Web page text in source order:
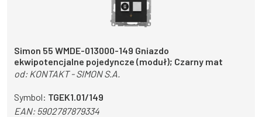
Simon 55 WMDE-013000-149 Gniazdo
ekwipotencjalne pojedyncze (moduł); Czarny mat
od: KONTAKT - SIMON S.A.
Symbol: TGEK1.01/149
EAN:5902787879334